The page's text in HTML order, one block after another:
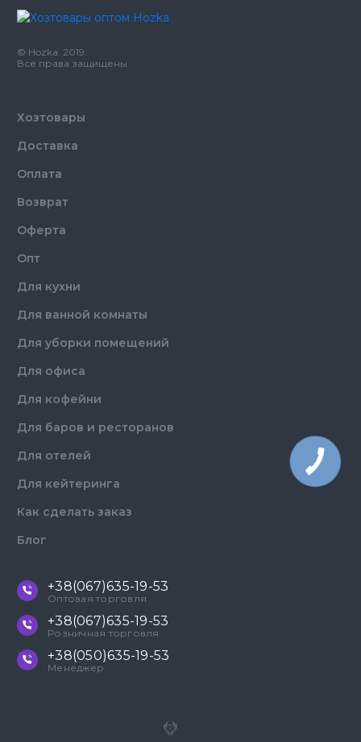
Бренд
Цвет
Назначение
© Hozka. 2019.
Все права защищены
Хозтовары
Доставка
Оплата
Возврат
Оферта
Опт
Для кухни
Для ванной комнаты
Для уборки помещений
Для офиса
Для кофейни
Для баров и ресторанов
Для отелей
Для кейтеринга
Как сделать заказ
Блог
+38(067)635-19-53
Оптовая торговля
+38(067)635-19-53
Розничная торговля
+38(050)635-19-53
Менеджер